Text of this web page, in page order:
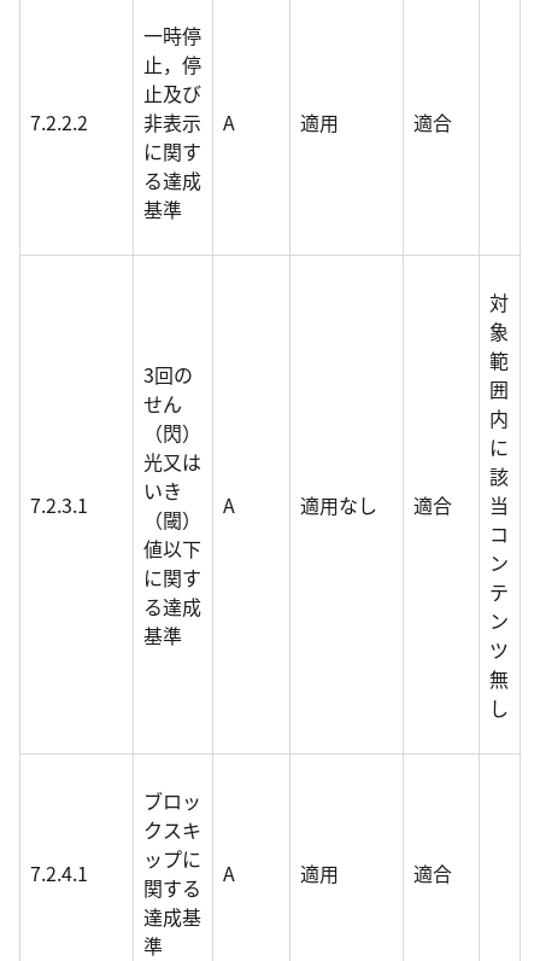
7.2.2.2
一時停
止，停
止及び
非表示
に関す
る達成
基準
A 適用 適合
7.2.3.1
3回の
せん
（閃）
光又は
いき
（閾）
値以下
に関す
る達成
基準
A 適用なし 適合
対
象
範
囲
内
に
該
当
コ
ン
テ
ン
ツ
無
し
7.2.4.1
ブロッ
クスキ
ップに
関する
達成基
準
A 適用 適合